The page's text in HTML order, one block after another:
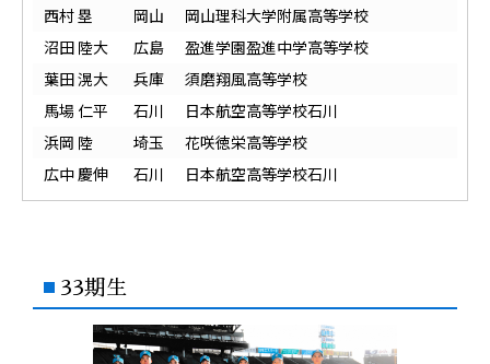
西村 塁
岡山
岡山理科大学附属高等学校
沼田 陸大
広島
盈進学園盈進中学高等学校
葉田 滉大
兵庫
須磨翔風高等学校
馬場 仁平
石川
日本航空高等学校石川
浜岡 陸
埼玉
花咲徳栄高等学校
広中 慶伸
石川 日本航空高等学校石川
33期生